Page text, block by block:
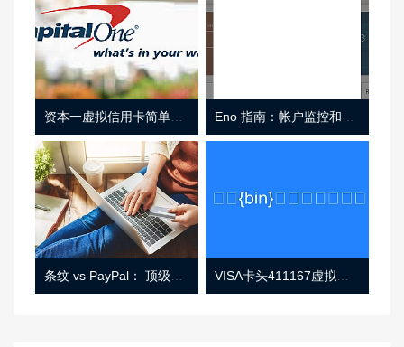
资本一虚拟信用卡简单介绍
条纹 vs PayPal： 顶级功能， 定价 （和更多！ VISA卡头411167虚拟卡基础信息